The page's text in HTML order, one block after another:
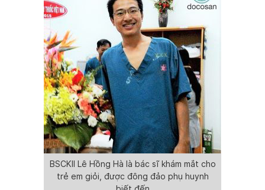
BSCKII Lê Hồng Hà là bác sĩ khám mắt cho
trẻ em giỏi, được đông đảo phụ huynh